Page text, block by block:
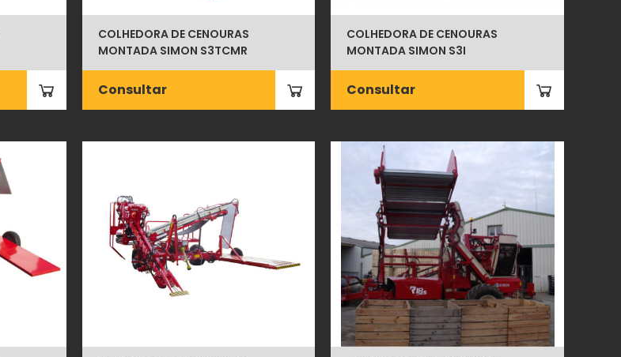
COLHEDORA DE CENOURAS
MONTADA SIMON S3TCMR
Consultar
COLHEDORA DE CENOURAS
MONTADA SIMON S3I
Consultar